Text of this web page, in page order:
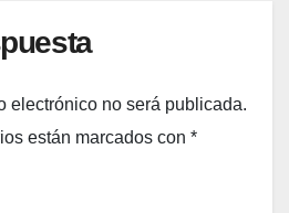
electrónico no será publicada.
están marcados con *